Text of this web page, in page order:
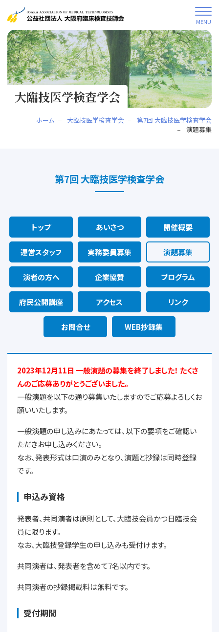
MENU
大臨技医学検査学会
ホーム 大臨技医学検査学会
第7回 大臨技医学検査学会
演題募集
第7回 大臨技医学検査学会
トップ あいさつ 開催概要
運営スタッフ 実務委員募集 演題募集
演者の方へ 企業協賛 プログラム
府民公開講座 アクセス リンク
お問合せ WEB抄録集
2023年12月11日 一般演題の募集を終了しました！ たくさ
んのご応募ありがとうございました。
一般演題を以下の通り募集いたしますのでご応募よろしくお
願いいたします。
一般演題の申し込みにあたっては、以下の要項をご確認い
ただきお申し込みください。
なお、発表形式は口演のみとなり、演題と抄録は同時登録
です。
申込み資格
発表者、共同演者は原則として、大臨技会員かつ日臨技会
員に限ります。
なお、大臨技登録学生の申し込みも受付けます。
共同演者は、発表者を含めて7名以内です。
共同演者の抄録掲載料は無料です。
受付期間